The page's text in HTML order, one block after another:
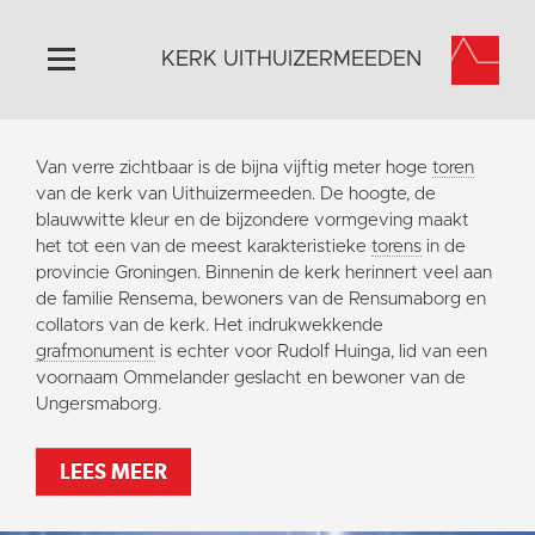
Home
Algemeen
Historie
Omgeving
Activiteiten
Doneer
Contact
KERK UITHUIZERMEEDEN
Van verre zichtbaar is de bijna vijftig meter hoge toren
van de kerk van Uithuizermeeden. De hoogte, de
blauwwitte kleur en de bijzondere vormgeving maakt
het tot een van de meest karakteristieke torens in de
provincie Groningen. Binnenin de kerk herinnert veel aan
de familie Rensema, bewoners van de Rensumaborg en
collators van de kerk. Het indrukwekkende
grafmonument is echter voor Rudolf Huinga, lid van een
voornaam Ommelander geslacht en bewoner van de
Ungersmaborg.
LEES MEER